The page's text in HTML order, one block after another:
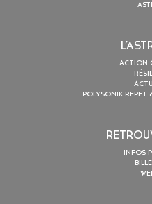
ACTION
POLYSONIK REPET
INFOS